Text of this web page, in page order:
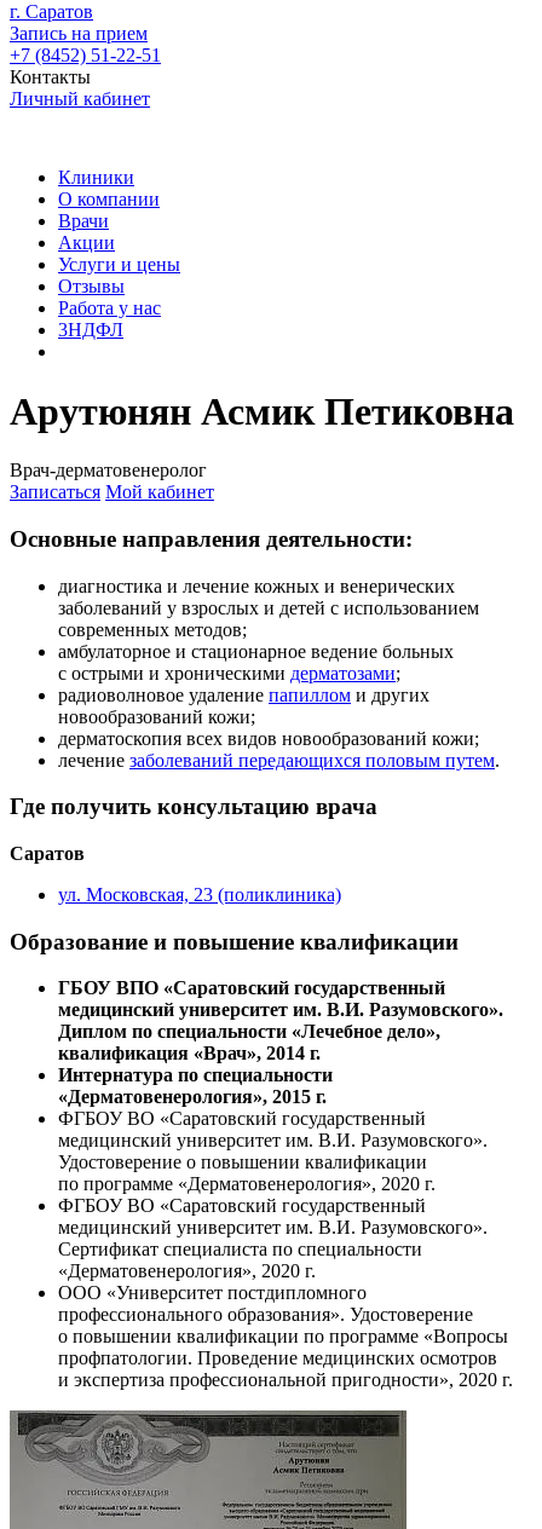
г. Саратов
Запись на прием
+7 (8452) 51-22-51
Контакты
Личный кабинет
Клиники
О компании
Врачи
Акции
Услуги и цены
Отзывы
Работа у нас
3НДФЛ
Арутюнян Асмик Петиковна
Врач-дерматовенеролог
Записаться Мой кабинет
Основные направления деятельности:
диагностика и лечение кожных и венерических
заболеваний у взрослых и детей с использованием
современных методов;
амбулаторное и стационарное ведение больных
с острыми и хроническими дерматозами;
радиоволновое удаление папиллом и других
новообразований кожи;
дерматоскопия всех видов новообразований кожи;
лечение заболеваний передающихся половым путем.
Где получить консультацию врача
Саратов
ул. Московская, 23 (поликлиника)
Образование и повышение квалификации
ГБОУ ВПО «Саратовский государственный
медицинский университет им. В.И. Разумовского».
Диплом по специальности «Лечебное дело»,
квалификация «Врач», 2014 г.
Интернатура по специальности
«Дерматовенерология», 2015 г.
ФГБОУ ВО «Саратовский государственный
медицинский университет им. В.И. Разумовского».
Удостоверение о повышении квалификации
по программе «Дерматовенерология», 2020 г.
ФГБОУ ВО «Саратовский государственный
медицинский университет им. В.И. Разумовского».
Сертификат специалиста по специальности
«Дерматовенерология», 2020 г.
ООО «Университет постдипломного
профессионального образования». Удостоверение
о повышении квалификации по программе «Вопросы
профпатологии. Проведение медицинских осмотров
и экспертиза профессиональной пригодности», 2020 г.